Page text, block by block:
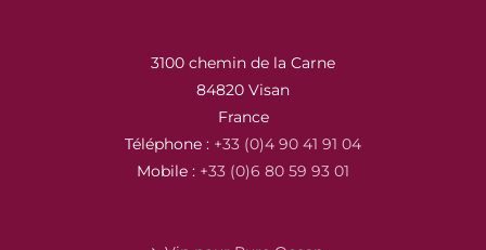
3100 chemin de la Carne
84820 Visan
France
Téléphone : +33 (0)4 90 41 91 04
Mobile : +33 (0)6 80 59 93 01